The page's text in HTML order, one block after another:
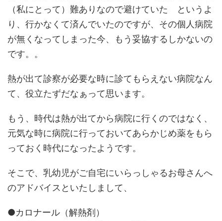
（私にとって）難ありなので避けていた というよ
り、行かなくて済んでいたのですが、その個人病院
が無くなってしまった今、もう妥協するしかないの
です。。
熱が出て診察が必要な時に診てもらえない病院なん
て、役立たずだなぁって思います。
もう、時代は熱が出てから病院に行くのではなく、
元気な時に病院に行っておいてあらかじめ薬をもら
っておく時代になったようです。
そこで、乳幼児がご自宅にいらっしゃるお母さんへ
のアドバイスといたしまして、
●カロナール（解熱剤）